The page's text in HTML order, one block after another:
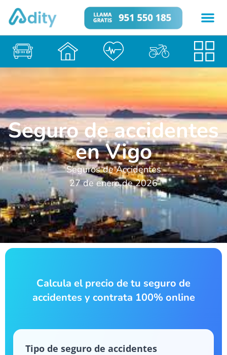
Seguro de accidentes
en Vigo
Seguros de Accidentes
27 de enero de 2026
Calcula el precio de tu seguro de
accidentes y contrata 100% online
Tipo de seguro de accidentes